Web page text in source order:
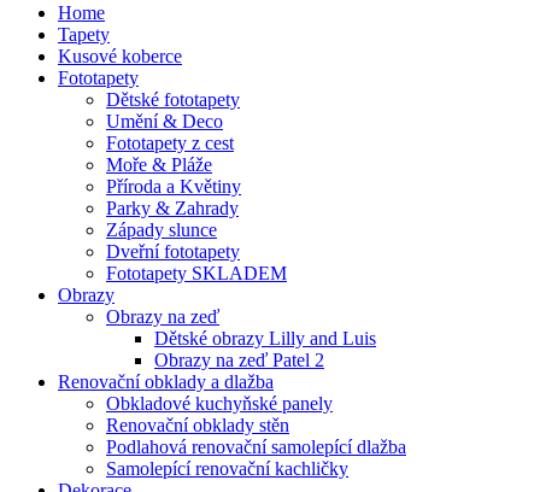
Home
Tapety
Kusové koberce
Fototapety
Dětské fototapety
Umění & Deco
Fototapety z cest
Moře & Pláže
Příroda a Květiny
Parky & Zahrady
Západy slunce
Dveřní fototapety
Fototapety SKLADEM
Obrazy
Obrazy na zeď
Dětské obrazy Lilly and Luis
Obrazy na zeď Patel 2
Renovační obklady a dlažba
Obkladové kuchyňské panely
Renovační obklady stěn
Podlahová renovační samolepící dlažba
Samolepící renovační kachličky